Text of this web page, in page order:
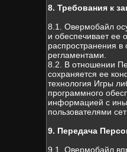
8. Требования к
8.1. Овермобайл
и обеспечивает ее
распространения в
регламентами.
8.2. В отношении
сохраняется ее
технология Игры
программного
информацией с
пользователями
9. Передача
9.1. Овермобайл